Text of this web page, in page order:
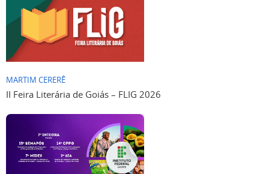
MARTIM CERERÊ
II Feira Literária de Goiás – FLIG 2026